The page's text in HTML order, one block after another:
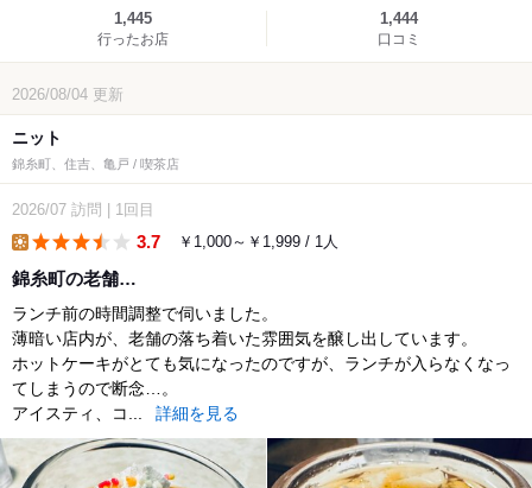
1,445
行ったお店
1,444
口コミ
2026/08/04 更新
ニット
錦糸町、住吉、亀戸 / 喫茶店
2026/07 訪問 1回目
3.7 ￥1,000～￥1,999 / 1人
錦糸町の老舗…
ランチ前の時間調整で伺いました。
薄暗い店内が、老舗の落ち着いた雰囲気を醸し出しています。
ホットケーキがとても気になったのですが、ランチが入らなくなっ
てしまうので断念…。
アイスティ、コ...
詳細を見る